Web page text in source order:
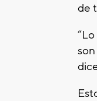
de